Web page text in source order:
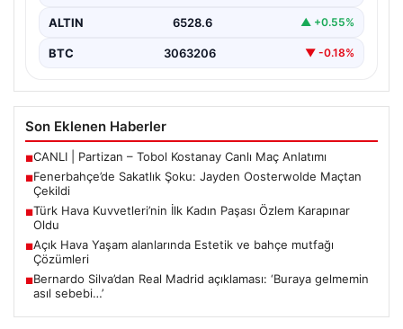
ALTIN 6528.6 ▲ +0.55%
BTC 3063206 ▼ -0.18%
Son Eklenen Haberler
■CANLI | Partizan – Tobol Kostanay Canlı Maç Anlatımı
■Fenerbahçe’de Sakatlık Şoku: Jayden Oosterwolde Maçtan
Çekildi
■Türk Hava Kuvvetleri’nin İlk Kadın Paşası Özlem Karapınar
Oldu
■Açık Hava Yaşam alanlarında Estetik ve bahçe mutfağı
Çözümleri
■Bernardo Silva’dan Real Madrid açıklaması: ‘Buraya gelmemin
asıl sebebi…’